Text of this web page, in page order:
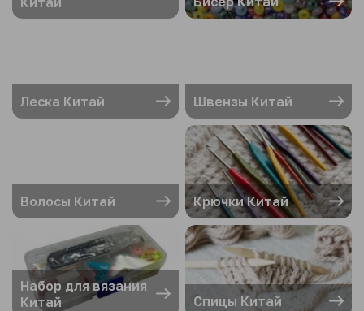
Леска Китай Швензы Китай
Волосы Китай Крючки Китай
Набор для вязания
Китай
Спицы Китай